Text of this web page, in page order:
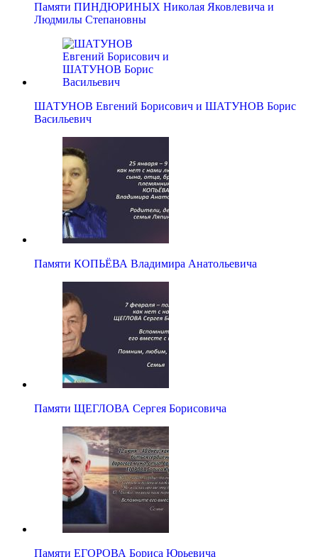
Памяти ПИНДЮРИНЫХ Николая Яковлевича и
Людмилы Степановны
ШАТУНОВ Евгений Борисович и ШАТУНОВ Борис
Васильевич
Памяти КОПЬЁВА Владимира Анатольевича
Памяти ЩЕГЛОВА Сергея Борисовича
Памяти ЕГОРОВА Бориса Юрьевича